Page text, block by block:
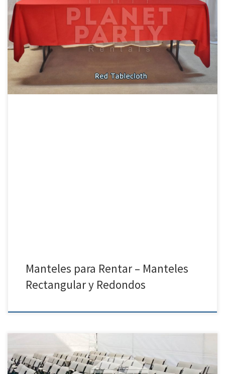
Manteles Para Rentar | Manteles Rectangulares | Manteles Redondos
Manteles (Tablecloths / Linens) Manteles Rectangulares (Rectangular
Tablecloth) Precio de Renta Mantel para Mesas Rectangular de 6 Pies
$8.00 Mantel para Mesa Rectangular de 6 pies (Largo hasta el Suelo)
$11.00 Mantel Redondo (Round Tablecloth) Precio de Renta Mantel
para mesa […]
Manteles para Rentar – Manteles
Rectangular y Redondos